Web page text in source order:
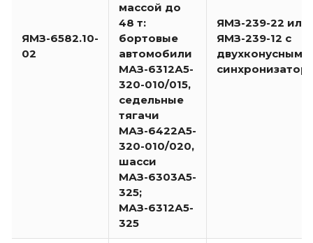
ЯМЗ-6582.10-
02
массой до
48 т:
бортовые
автомобили
МАЗ-6312А5-
320-010/015,
седельные
тягачи
МАЗ-6422А5-
320-010/020,
шасси
МАЗ-6303А5-
325;
МАЗ-6312А5-
325
ЯМЗ-239-22 или
ЯМЗ-239-12 с
двухконусным